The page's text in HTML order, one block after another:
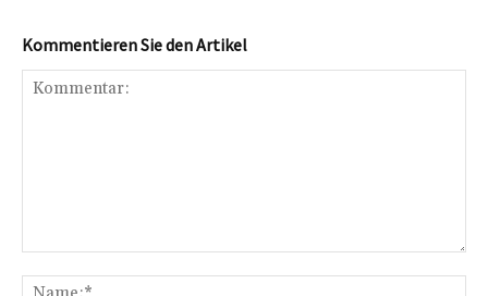
Kommentieren Sie den Artikel